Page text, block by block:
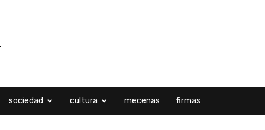
sociedad cultura mecenas firmas